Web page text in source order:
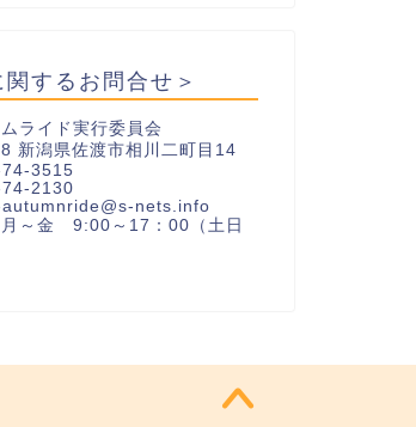
関するお問合せ＞
ライド実行委員会
新潟県佐渡市相川二町目14
3515
2130
nets.info
～金 9:00～17：00（土日